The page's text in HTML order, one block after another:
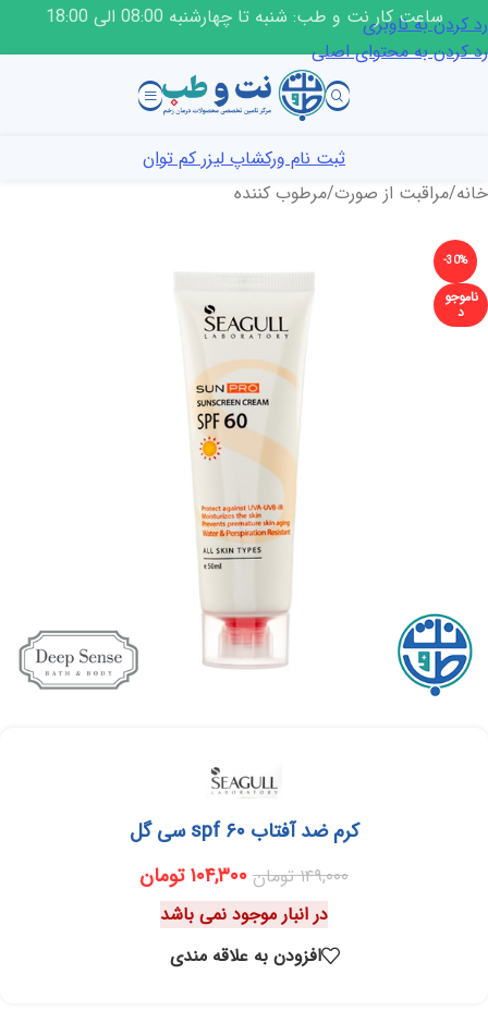
رد کردن به ناوبری
رد کردن به محتوای اصلی
ساعت کار نت و طب: شنبه تا چهارشنبه 08:00 الی 18:00
ثبت نام ورکشاپ لیزر کم توان
خانه/مراقبت از صورت/مرطوب کننده
-30%
ناموجو
د
کرم ضد آفتاب ۶۰ spf سی گل
۱۴۹,۰۰۰ تومان ۱۰۴,۳۰۰ تومان
در انبار موجود نمی باشد
افزودن به علاقه مندی